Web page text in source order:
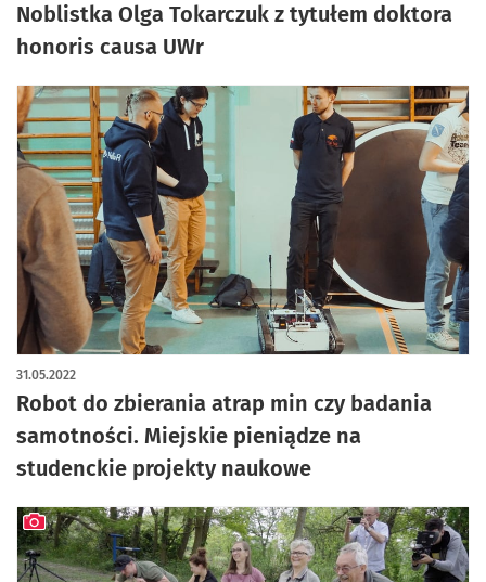
Noblistka Olga Tokarczuk z tytułem doktora
honoris causa UWr
Robot do zbierania atrap min czy badania
samotności. Miejskie pieniądze na
studenckie projekty naukowe
31.05.2022